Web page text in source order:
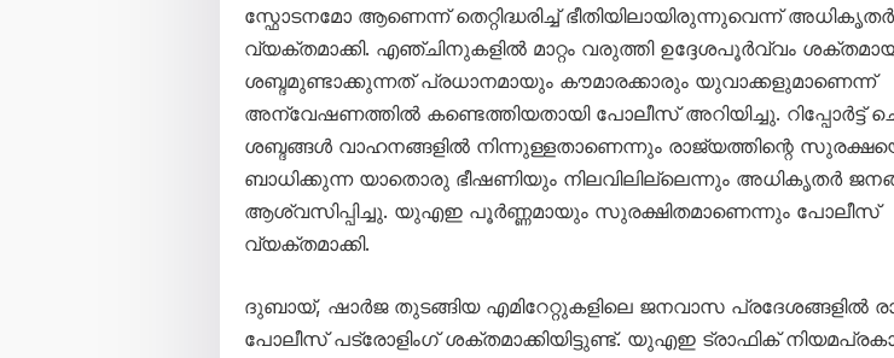
സ്ഫോടനമോ ആണെന്ന് തെറ്റിദ്ധരിച്ച് ഭീതിയിലായിരുന്നുവെന്ന് അധികൃതർ
വ്യക്തമാക്കി. എഞ്ചിനുകളിൽ മാറ്റം വരുത്തി ഉദ്ദേശപൂർവ്വം
ശബ്ദമുണ്ടാക്കുന്നത് പ്രധാനമായും കൗമാരക്കാരും യുവാക്കളുമാണെന്ന്
അന്വേഷണത്തിൽ കണ്ടെത്തിയതായി പോലീസ് അറിയിച്ചു. റിപ്പോർട്ട്
ശബ്ദങ്ങൾ വാഹനങ്ങളിൽ നിന്നുള്ളതാണെന്നും രാജ്യത്തിന്റെ
ബാധിക്കുന്ന യാതൊരു ഭീഷണിയും നിലവിലില്ലെന്നും അധികൃതർ
ആശ്വസിപ്പിച്ചു. യുഎഇ പൂർണ്ണമായും സുരക്ഷിതമാണെന്നും പോലീസ്
വ്യക്തമാക്കി.
ദുബായ്, ഷാർജ തുടങ്ങിയ എമിറേറ്റുകളിലെ ജനവാസ പ്രദേശങ്ങളിൽ
പോലീസ് പട്രോളിംഗ് ശക്തമാക്കിയിട്ടുണ്ട്. യുഎഇ ട്രാഫിക്